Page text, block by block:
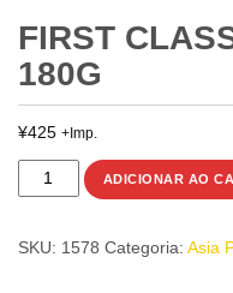
FIRST
180G
¥425 +Imp.
FIRST
CLASS
ADICIONAR AO
SKU: 1578 Categoria: Asia